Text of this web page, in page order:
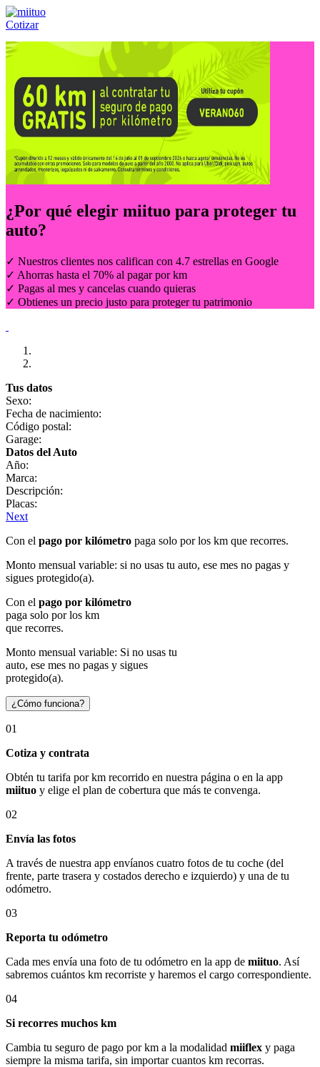
Cotizar
Llámanos al:(55) 84-21-05-00 ó
¿Por qué elegir miituo para proteger tu
auto?
✓ Nuestros clientes nos califican con 4.7 estrellas en Google
✓ Ahorras hasta el 70% al pagar por km
✓ Pagas al mes y cancelas cuando quieras
✓ Obtienes un precio justo para proteger tu patrimonio
Tus datos
Sexo:
Fecha de nacimiento:
Código postal:
Garage:
Datos del Auto
Año:
Marca:
Descripción:
Placas:
Next
Con el pago por kilómetro paga solo por los km que recorres.
Monto mensual variable: si no usas tu auto, ese mes no pagas y
sigues protegido(a).
Con el pago por kilómetro
paga solo por los km
que recorres.
Monto mensual variable: Si no usas tu
auto, ese mes no pagas y sigues
protegido(a).
¿Cómo funciona?
01
Cotiza y contrata
Obtén tu tarifa por km recorrido en nuestra página o en la app
miituo y elige el plan de cobertura que más te convenga.
02
Envía las fotos
A través de nuestra app envíanos cuatro fotos de tu coche (del
frente, parte trasera y costados derecho e izquierdo) y una de tu
odómetro.
03
Reporta tu odómetro
Cada mes envía una foto de tu odómetro en la app de miituo. Así
sabremos cuántos km recorriste y haremos el cargo correspondiente.
04
Si recorres muchos km
Cambia tu seguro de pago por km a la modalidad miiflex y paga
siempre la misma tarifa, sin importar cuantos km recorras.